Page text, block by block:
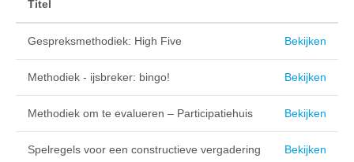
Titel
Gespreksmethodiek: High Five Bekijken
Methodiek - ijsbreker: bingo! Bekijken
Methodiek om te evalueren – Participatiehuis Bekijken
Spelregels voor een constructieve vergadering Bekijken